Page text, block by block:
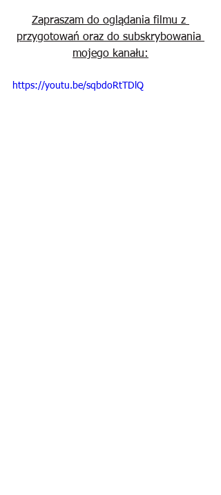
Zapraszam do oglądania filmu z
przygotowań oraz do subskrybowania
mojego kanału:
https://youtu.be/sqbdoRtTDlQ